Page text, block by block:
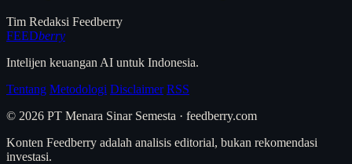
Tim Redaksi Feedberry
FEEDberry
Intelijen keuangan AI untuk Indonesia.
Tentang Metodologi Disclaimer RSS
© 2026 PT Menara Sinar Semesta · feedberry.com
Konten Feedberry adalah analisis editorial, bukan rekomendasi
investasi.